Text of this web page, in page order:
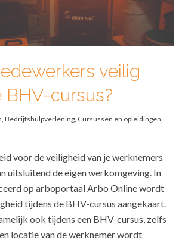
veilig
cursus?
,Bedrijfshulpverlening Cursussen en opleidingen
voor de veiligheid van je werknemers
uitsluitend de eigen werkomgeving. In
op arboportaal Arbo Online wordt
tijdens de BHV-cursus aangekaart.
ook tijdens een BHV-cursus, zelfs
locatie van de werknemer wordt